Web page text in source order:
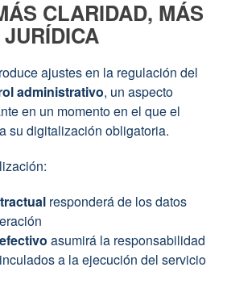
CLARIDAD, MÁS
ajustes en la regulación del
administrativo, un aspecto
en un momento en el que el
su digitalización obligatoria.
responderá de los datos
asumirá la responsabilidad
a la ejecución del servicio